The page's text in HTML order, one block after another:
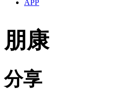
APP
朋康
分享